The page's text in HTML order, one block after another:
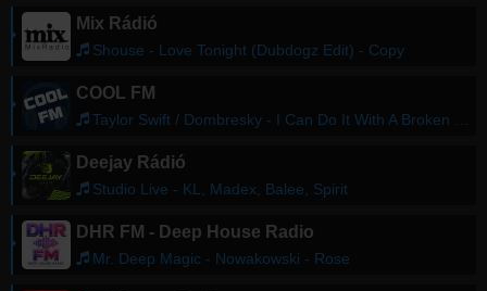
Mix Rádió
Shouse - Love Tonight (Dubdogz Edit) - Copy
COOL FM
Taylor Swift / Dombresky - I Can Do It With A Broken Heart (Remix)
Deejay Rádió
Studio Live - KL, Madex, Balee, Spirit
DHR FM - Deep House Radio
Mr. Deep Magic - Nowakowski - Rose